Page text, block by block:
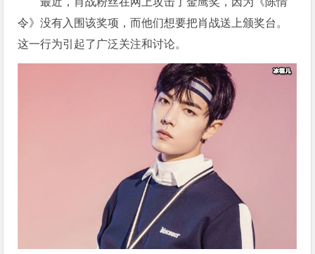
令》没有入围该奖项，而他们想要把肖战送上颁奖台。
这一行为引起了广泛关注和讨论。